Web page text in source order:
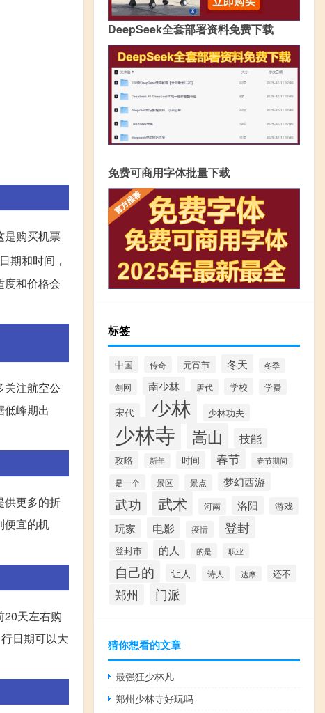
是购买机票
期和时间，
度和价格会
关注航空公
峰期出
供更多的折
便宜的机
20天左右购
日期可以大
DeepSeek全套部署资料免费下载
免费可商用字体批量下载
标签
中国 传奇 元宵节 冬天 冬季
剑网 南少林 唐代 学校 学费
宋代 少林 少林功夫
少林寺 嵩山 技能
攻略 新年 时间 春节 春节期间
是一个 景区 景点 梦幻西游
武功 武术 河南 洛阳 游戏
玩家 电影 疫情 登封
登封市 的人 的是 职业
自己的 让人 诗人 达摩 还不
郑州 门派
猜你想看的文章
最强狂少林凡
郑州少林寺好玩吗